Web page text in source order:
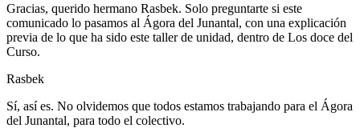
Gracias, querido hermano Rasbek. Solo preguntarte si este
comunicado lo pasamos al Ágora del Junantal, con una explicación
previa de lo que ha sido este taller de unidad, dentro de Los doce del
Curso.
Rasbek
Sí, así es. No olvidemos que todos estamos trabajando para el Ágora
del Junantal, para todo el colectivo.